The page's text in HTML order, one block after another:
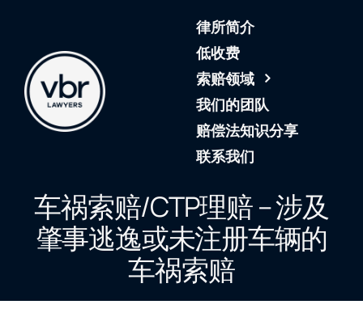
律所简介
低收费
索赔领域
我们的团队
赔偿法知识分享
联系我们
车祸索赔/CTP理赔 – 涉及
肇事逃逸或未注册车辆的
车祸索赔